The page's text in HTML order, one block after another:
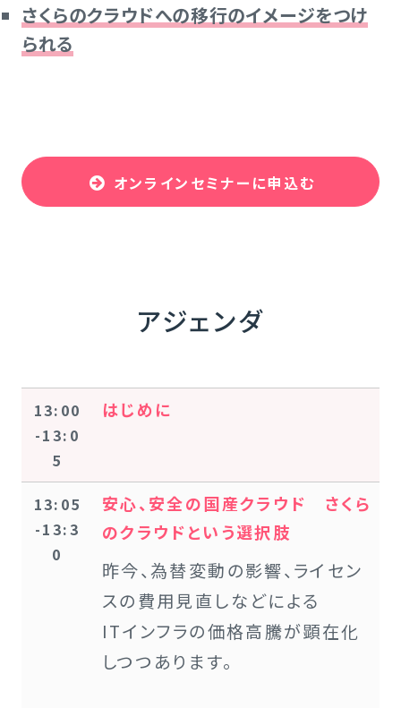
さくらのクラウドへの移行のイメージをつけ
られる
オンラインセミナーに申込む
アジェンダ
13:00
-13:0
5
はじめに
13:05
-13:3
0
安心、安全の国産クラウド さくら
のクラウドという選択肢
昨今、為替変動の影響、ライセン
スの費用見直しなどによる
ITインフラの価格高騰が顕在化
しつつあります。